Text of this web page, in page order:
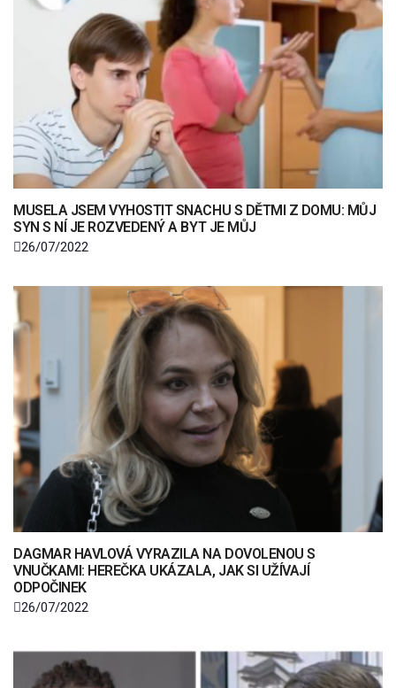
MUSELA JSEM VYHOSTIT SNACHU S DĚTMI Z DOMU: MŮJ
SYN S NÍ JE ROZVEDENÝ A BYT JE MŮJ
26/07/2022
DAGMAR HAVLOVÁ VYRAZILA NA DOVOLENOU S
VNUČKAMI: HEREČKA UKÁZALA, JAK SI UŽÍVAJÍ
ODPOČINEK
26/07/2022